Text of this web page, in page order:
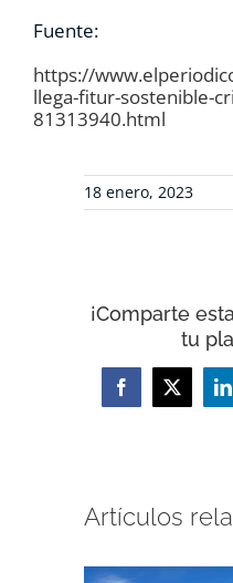
Fuente:
https://
llega-fitur-sostenible-
81313940.html
18 enero, 2023
¡Comparte
tu
Facebook
X
Artículos